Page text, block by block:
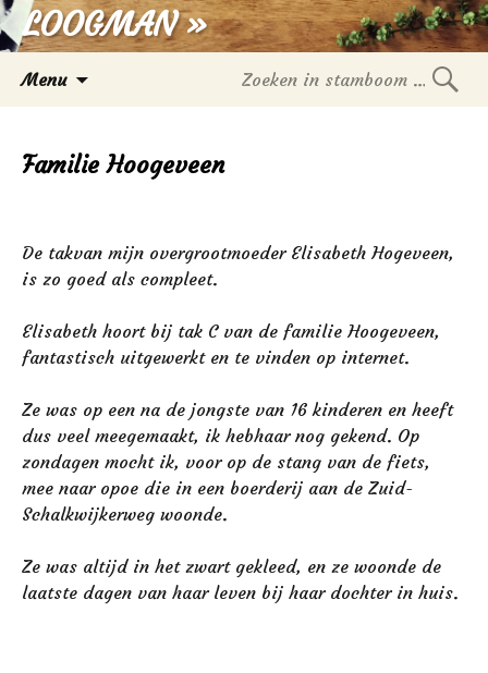
LOOGMAN »
Menu
Familie Hoogeveen
De takvan mijn overgrootmoeder Elisabeth Hogeveen,
is zo goed als compleet.
Elisabeth hoort bij tak C van de familie Hoogeveen,
fantastisch uitgewerkt en te vinden op internet.
Ze was op een na de jongste van 16 kinderen en heeft
dus veel meegemaakt, ik hebhaar nog gekend. Op
zondagen mocht ik, voor op de stang van de fiets,
mee naar opoe die in een boerderij aan de Zuid-
Schalkwijkerweg woonde.
Ze was altijd in het zwart gekleed, en ze woonde de
laatste dagen van haar leven bij haar dochter in huis.